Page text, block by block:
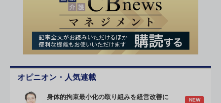
オピニオン・人気連載
身体的拘束最小化の取り組みを経営改善に NEW